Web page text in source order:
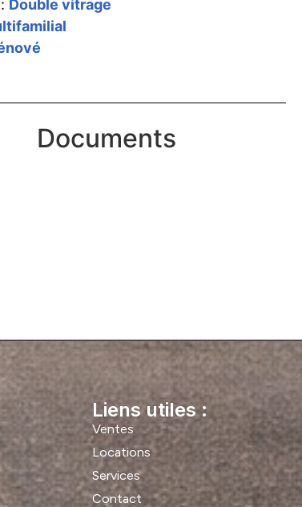
Double vitrage
Documents
Liens utiles :
Ventes
Locations
Services
Contact